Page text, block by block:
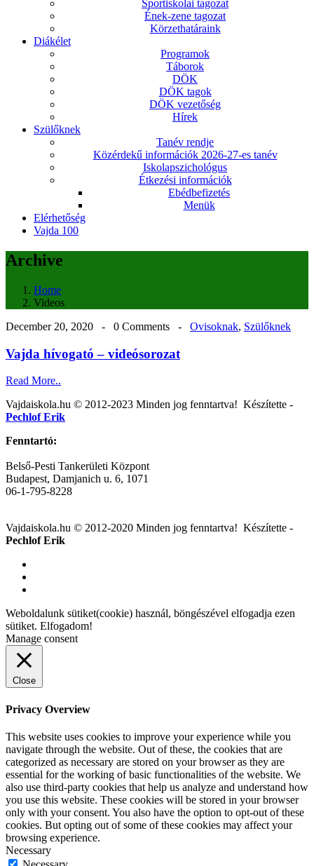
Sportiskolai tagozat
Ének-zene tagozat
Körzethatáraink
Diákélet
Programok
Táborok
DÖK
DÖK tagok
DÖK vezetőség
Hírek
Szülőknek
Tanév rendje
Közérdekű információk 2026-27-es tanév
Iskolapszichológus
Étkezési információk
Ebédbefizetés
Menük
Elérhetőség
Vajda 100
Archive
Home
Videos
December 20, 2020 - 0 Comments - Ovisoknak, Szülőknek
Vajda hívogató – videósorozat
Read More..
Vajdaiskola.hu © 2012-2023 Minden jog fenntartva! ‎‎‏‏‎ ‎Készítette -
Pechlof Erik
Fenntartó:
Belső-Pesti Tankerületi Központ
Budapest, Damjanich u. 6, 1071
06-1-795-8228
Vajdaiskola.hu © 2012-2020 Minden jog fenntartva! ‎‎‏‏‎ ‎Készítette -
Pechlof Erik
Weboldalunk sütiket(cookie) használ, böngészével elfogadja ezen
sütiket. Elfogadom!
Manage consent
Close
Privacy Overview
This website uses cookies to improve your experience while you
navigate through the website. Out of these, the cookies that are
categorized as necessary are stored on your browser as they are
essential for the working of basic functionalities of the website. We
also use third-party cookies that help us analyze and understand how
you use this website. These cookies will be stored in your browser
only with your consent. You also have the option to opt-out of these
cookies. But opting out of some of these cookies may affect your
browsing experience.
Necessary